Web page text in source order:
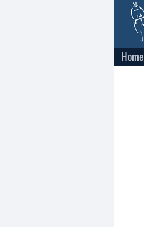
Home